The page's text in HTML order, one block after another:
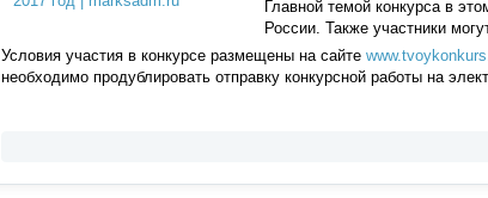
Главной темой конкурса в
России. Также участники
Условия участия в конкурсе размещены на сайте
необходимо продублировать отправку конкурсной работы на